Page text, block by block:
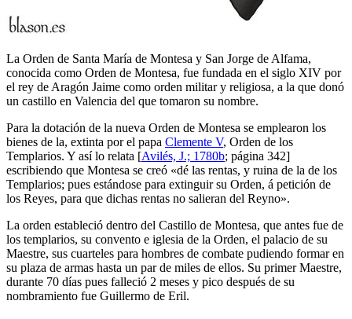
La Orden de Santa María de Montesa y San Jorge de Alfama,
conocida como Orden de Montesa, fue fundada en el siglo XIV por
el rey de Aragón Jaime como orden militar y religiosa, a la que donó
un castillo en Valencia del que tomaron su nombre.
Para la dotación de la nueva Orden de Montesa se emplearon los
bienes de la, extinta por el papa Clemente V, Orden de los
Templarios. Y así lo relata [Avilés, J.; 1780b; página 342]
escribiendo que Montesa se creó «dé las rentas, y ruina de la de los
Templarios; pues estándose para extinguir su Orden, á petición de
los Reyes, para que dichas rentas no salieran del Reyno».
La orden estableció dentro del Castillo de Montesa, que antes fue de
los templarios, su convento e iglesia de la Orden, el palacio de su
Maestre, sus cuarteles para hombres de combate pudiendo formar en
su plaza de armas hasta un par de miles de ellos. Su primer Maestre,
durante 70 días pues falleció 2 meses y pico después de su
nombramiento fue Guillermo de Eril.